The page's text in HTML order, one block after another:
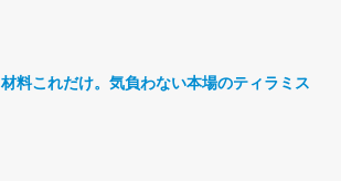
材料これだけ。気負わない本場のティラミス。